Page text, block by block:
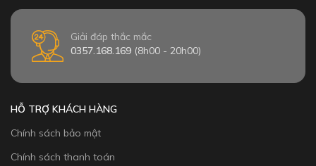
Giải đáp thắc mắc
0357.168.169 (8h00 - 20h00)
HỖ TRỢ KHÁCH HÀNG
Chính sách bảo mật
Chính sách thanh toán